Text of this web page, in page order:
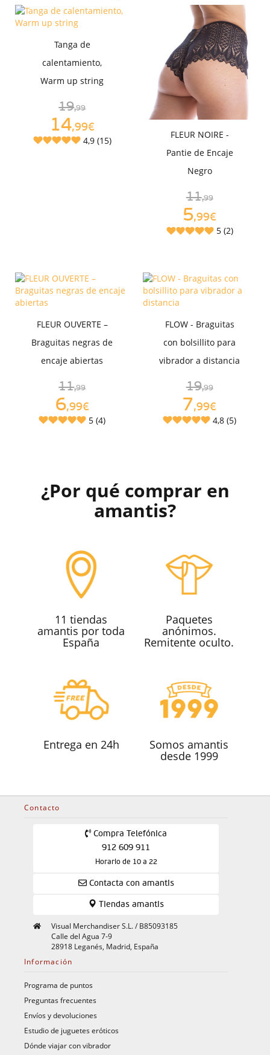
Tanga de
calentamiento,
Warm up string
19,99
14,99€
4,9 (15)
FLEUR NOIRE -
Pantie de Encaje
Negro
11,99
5,99€
5 (2)
FLEUR OUVERTE –
Braguitas negras de
encaje abiertas
11,99
6,99€
5 (4)
FLOW - Braguitas
con bolsillito para
vibrador a distancia
19,99
7,99€
4,8 (5)
¿Por qué comprar en
amantis?
11 tiendas
amantis por toda
España
Paquetes
anónimos.
Remitente oculto.
Entrega en 24h Somos amantis
desde 1999
Contacto
Compra Telefónica
912 609 911
Horario de 10 a 22
Contacta con amantis
Tiendas amantis
Visual Merchandiser S.L. / B85093185
Calle del Agua 7-9
28918 Leganés, Madrid, España
Información
Programa de puntos
Preguntas frecuentes
Envíos y devoluciones
Estudio de juguetes eróticos
Dónde viajar con vibrador